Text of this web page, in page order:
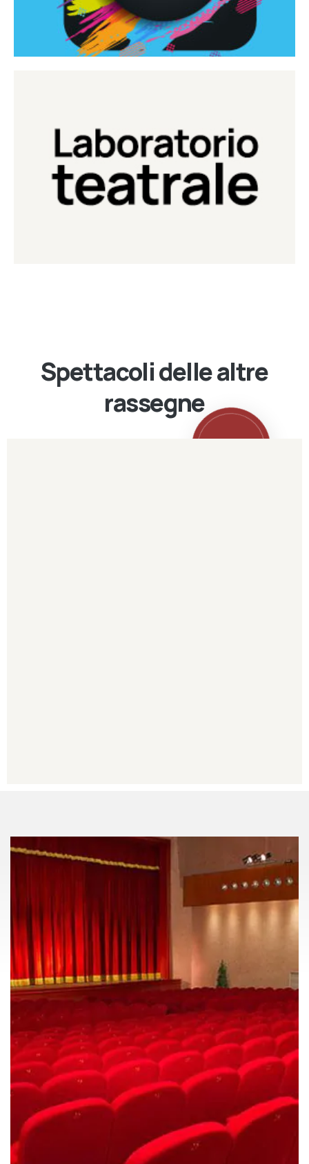
Laboratorio Teatrale
Laboratorio di teatro del Teatro Eduardo de Filippo
Continua
Spettacoli delle altre
rassegne